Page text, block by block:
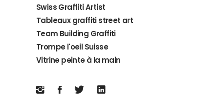
Swiss Graffiti Artist
Tableaux graffiti street art
Team Building Graffiti
Trompe l'oeil Suisse
Vitrine peinte à la main